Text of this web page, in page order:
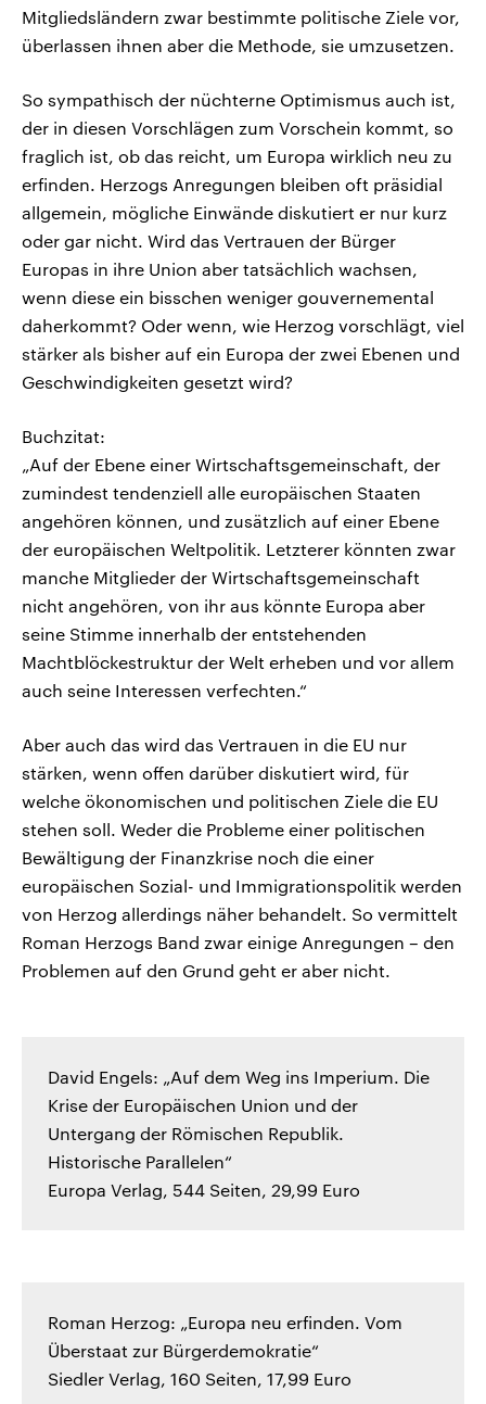
Mitgliedsländern zwar bestimmte politische Ziele vor,
überlassen ihnen aber die Methode, sie umzusetzen.
So sympathisch der nüchterne Optimismus auch ist,
der in diesen Vorschlägen zum Vorschein kommt, so
fraglich ist, ob das reicht, um Europa wirklich neu zu
erfinden. Herzogs Anregungen bleiben oft präsidial
allgemein, mögliche Einwände diskutiert er nur kurz
oder gar nicht. Wird das Vertrauen der Bürger
Europas in ihre Union aber tatsächlich wachsen,
wenn diese ein bisschen weniger gouvernemental
daherkommt? Oder wenn, wie Herzog vorschlägt, viel
stärker als bisher auf ein Europa der zwei Ebenen und
Geschwindigkeiten gesetzt wird?
Buchzitat:
„Auf der Ebene einer Wirtschaftsgemeinschaft, der
zumindest tendenziell alle europäischen Staaten
angehören können, und zusätzlich auf einer Ebene
der europäischen Weltpolitik. Letzterer könnten zwar
manche Mitglieder der Wirtschaftsgemeinschaft
nicht angehören, von ihr aus könnte Europa aber
seine Stimme innerhalb der entstehenden
Machtblöckestruktur der Welt erheben und vor allem
auch seine Interessen verfechten.“
Aber auch das wird das Vertrauen in die EU nur
stärken, wenn offen darüber diskutiert wird, für
welche ökonomischen und politischen Ziele die EU
stehen soll. Weder die Probleme einer politischen
Bewältigung der Finanzkrise noch die einer
europäischen Sozial- und Immigrationspolitik werden
von Herzog allerdings näher behandelt. So vermittelt
Roman Herzogs Band zwar einige Anregungen – den
Problemen auf den Grund geht er aber nicht.
David Engels: „Auf dem Weg ins Imperium. Die
Krise der Europäischen Union und der
Untergang der Römischen Republik.
Historische Parallelen“
Europa Verlag, 544 Seiten, 29,99 Euro
Roman Herzog: „Europa neu erfinden. Vom
Überstaat zur Bürgerdemokratie“
Siedler Verlag, 160 Seiten, 17,99 Euro